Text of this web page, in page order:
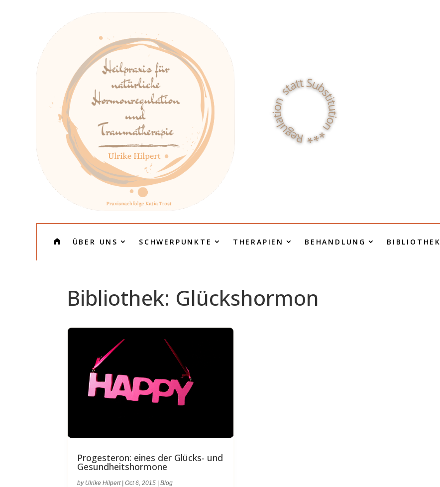
ÜBER UNS SCHWERPUNKTE THERAPIEN BEHANDLUNG BIBLIOTHEK
Bibliothek: Glückshormon
Progesteron: eines der Glücks- und
Gesundheitshormone
by Ulrike Hilpert|Oct 6, 2015 |Blog